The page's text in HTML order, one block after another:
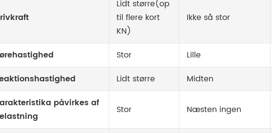
Lidt større(op
til flere kort
KN)
Ikke så stor
Stor Lille
Lidt større Midten
påvirkes af
Stor Næsten ingen